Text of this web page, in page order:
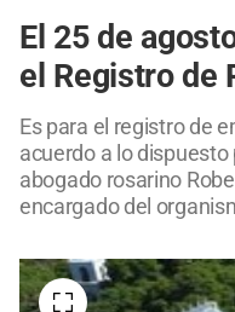
El 25 de
el Registro de
Es para el registro de
acuerdo a lo dispuesto
abogado rosarino
encargado del